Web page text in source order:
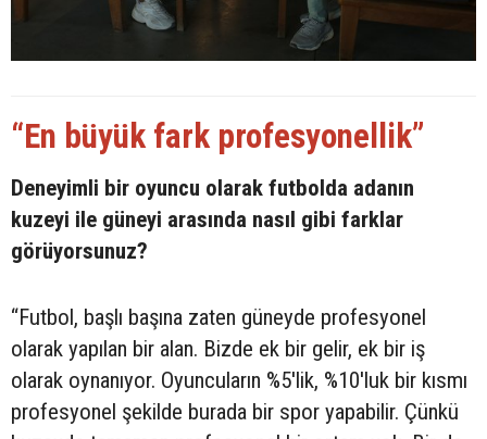
“En büyük fark profesyonellik”
Deneyimli bir oyuncu olarak futbolda adanın
kuzeyi ile güneyi arasında nasıl gibi farklar
görüyorsunuz?
“Futbol, başlı başına zaten güneyde profesyonel
olarak yapılan bir alan. Bizde ek bir gelir, ek bir iş
olarak oynanıyor. Oyuncuların %5'lik, %10'luk bir kısmı
profesyonel şekilde burada bir spor yapabilir. Çünkü